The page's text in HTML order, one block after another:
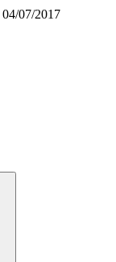
04/07/2017